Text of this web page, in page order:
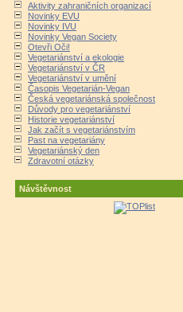
Aktivity zahraničních organizací
Novinky EVU
Novinky IVU
Novinky Vegan Society
Otevři Oči!
Vegetariánství a ekologie
Vegetariánství v ČR
Vegetariánství v umění
Časopis Vegetarián-Vegan
Česká vegetariánská společnost
Důvody pro vegetariánství
Historie vegetariánství
Jak začít s vegetariánstvím
Past na vegetariány
Vegetariánský den
Zdravotní otázky
Návštěvnost